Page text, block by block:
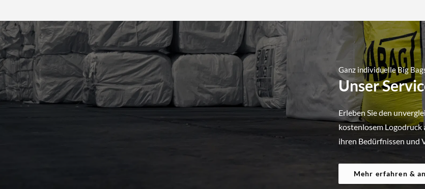
Ganz individuelle Big
Unser
Erleben Sie den
kostenlosem Logodruck
ihren Bedürfnissen und
Mehr erfahren &